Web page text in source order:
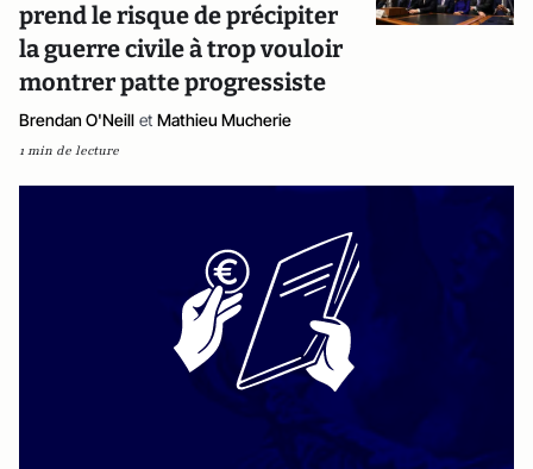
prend le risque de précipiter
la guerre civile à trop vouloir
montrer patte progressiste
Brendan O'Neill et Mathieu Mucherie
1 min de lecture